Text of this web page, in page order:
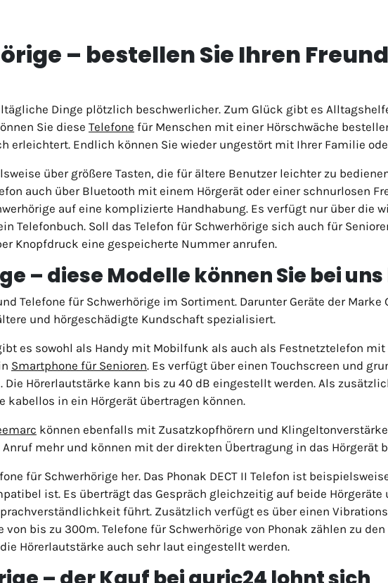
– bestellen Sie Ihren
Dinge plötzlich beschwerlicher. Zum Glück gibt es
Sie diese Telefone für Menschen mit einer Hörschwäche
erleichtert. Endlich können Sie wieder ungestört mit Ihrer Familie
über größere Tasten, die für ältere Benutzer leichter zu
auch über Bluetooth mit einem Hörgerät oder einer schnurlosen
auf eine komplizierte Handhabung. Es verfügt nur über die
Telefonbuch. Soll das Telefon für Schwerhörige sich auch für
Knopfdruck eine gespeicherte Nummer anrufen.
– diese Modelle können Sie bei
Telefone für Schwerhörige im Sortiment. Darunter Geräte der
und hörgeschädigte Kundschaft spezialisiert.
es sowohl als Handy mit Mobilfunk als auch als Festnetztelefon mit
Smartphone für Senioren. Es verfügt über einen Touchscreen und
Die Hörerlautstärke kann bis zu 40 dB eingestellt werden. Als
kabellos in ein Hörgerät übertragen können.
können ebenfalls mit Zusatzkopfhörern und
mehr und können mit der direkten Übertragung in das Hörgerät
für Schwerhörige her. Das Phonak DECT II Telefon ist
ist. Es überträgt das Gespräch gleichzeitig auf beide
führt. Zusätzlich verfügt es über einen
bis zu 300m. Telefone für Schwerhörige von Phonak zählen zu
Hörerlautstärke auch sehr laut eingestellt werden.